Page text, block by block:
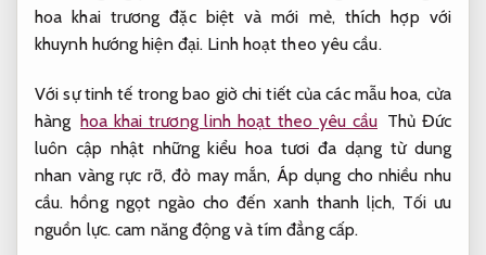
hoa khai trương đặc biệt và mới mẻ, thích hợp với
khuynh hướng hiện đại. Linh hoạt theo yêu cầu.
Với sự tinh tế trong bao giờ chi tiết của các mẫu hoa, cửa
hàng hoa khai trương linh hoạt theo yêu cầu Thủ Đức
luôn cập nhật những kiểu hoa tươi đa dạng từ dung
nhan vàng rực rỡ, đỏ may mắn, Áp dụng cho nhiều nhu
cầu. hồng ngọt ngào cho đến xanh thanh lịch, Tối ưu
nguồn lực. cam năng động và tím đẳng cấp.